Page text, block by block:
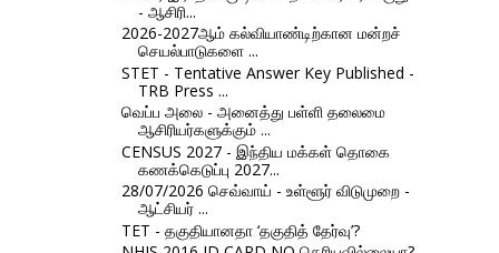
- ஆசிரி...
2026-2027ஆம் கல்வியாண்டிற்கான மன்றச்
செயல்பாடுகளை ...
STET - Tentative Answer Key Published -
TRB Press ...
வெப்ப அலை - அனைத்து பள்ளி தலைமை
ஆசிரியர்களுக்கும் ...
CENSUS 2027 - இந்திய மக்கள் தொகை
கணக்கெடுப்பு 2027...
28/07/2026 செவ்வாய் - உள்ளூர் விடுமுறை -
ஆட்சியர் ...
TET - தகுதியானதா ‘தகுதித் தேர்வு’?